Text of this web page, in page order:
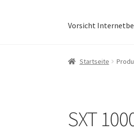
Vorsicht
Startseite
SXT